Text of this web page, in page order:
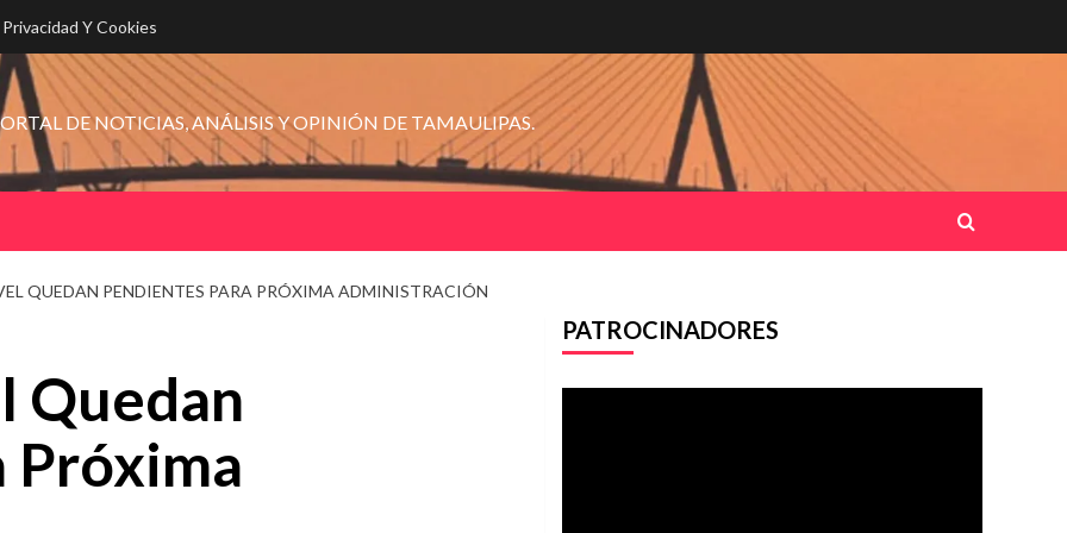
Y Cookies
DE NOTICIAS, ANÁLISIS Y OPINIÓN DE TAMAULIPAS.
QUEDAN PENDIENTES PARA PRÓXIMA ADMINISTRACIÓN
Quedan
Próxima
PATROCINADORES